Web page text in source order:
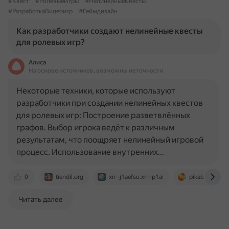
#РазработкаВидеоигр
#Геймдизайн
Как разработчики создают нелинейные квесты
для ролевых игр?
Алиса
На основе источников, возможны неточности
0 tiendil.org xn--j1aefsu.xn--p1ai pikabu.ru
Некоторые техники, которые используют
разработчики при создании нелинейных квестов
для ролевых игр: Построение разветвлённых
графов. Выбор игрока ведёт к различным
результатам, что поощряет нелинейный игровой
процесс. Использование внутренних…
Читать далее